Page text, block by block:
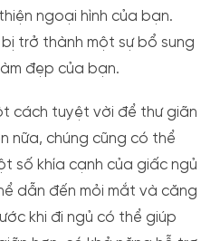
ngoại hình của bạn.
trở thành một sự bổ sung
đẹp của bạn.
cách tuyệt vời để thư giãn
nữa, chúng cũng có thể
số khía cạnh của giấc ngủ
dẫn đến mỏi mắt và căng
khi đi ngủ có thể giúp